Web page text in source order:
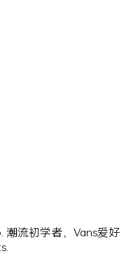
潮流初学者，Vans爱好